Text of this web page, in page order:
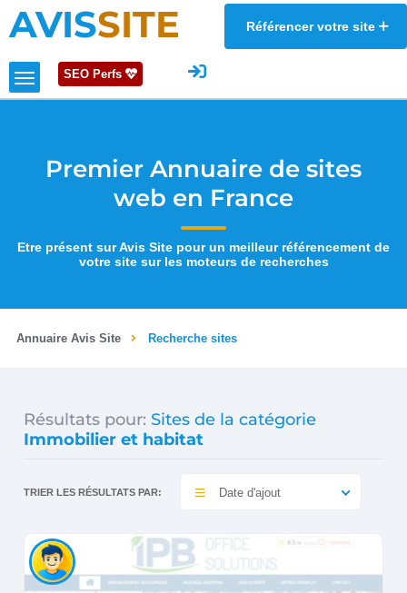
AVISSITE Référencer votre site
SEO Perfs
Premier Annuaire de sites
web en France
Etre présent sur Avis Site pour un meilleur référencement de
votre site sur les moteurs de recherches
Annuaire Avis Site Recherche sites
Résultats pour: Sites de la catégorie
Immobilier et habitat
TRIER LES RÉSULTATS PAR: Date d'ajout